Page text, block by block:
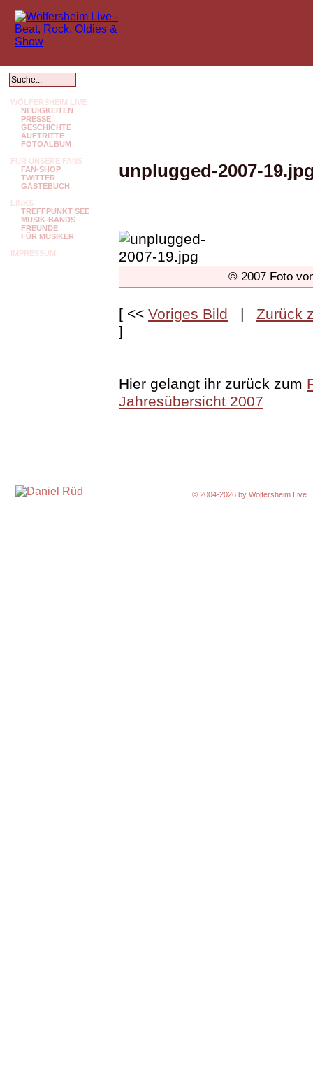
unplugged-2007-
© 2007 Foto
[ << Voriges Bild | Zurück
]
Hier gelangt ihr zurück zum
Jahresübersicht 2007
© 2004-2026 by Wölfersheim Live
WÖLFERSHEIM LIVE
NEUIGKEITEN
PRESSE
GESCHICHTE
AUFTRITTE
FOTOALBUM
FÜR UNSERE FANS
FAN-SHOP
TWITTER
GÄSTEBUCH
LINKS
TREFFPUNKT SEE
MUSIK-BANDS
FREUNDE
FÜR MUSIKER
IMPRESSUM